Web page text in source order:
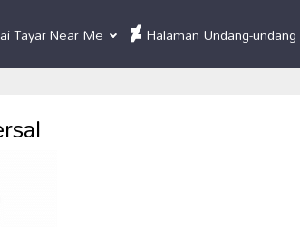
Tayar Near Me Halaman Undang-undang